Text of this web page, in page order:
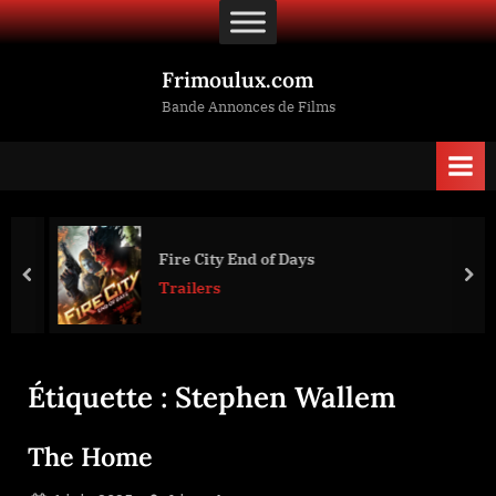
Skip
to
Frimoulux.com
Bande Annonces de Films
Fire City End of Days
Trailers
prev
Étiquette : Stephen Wallem
The Home